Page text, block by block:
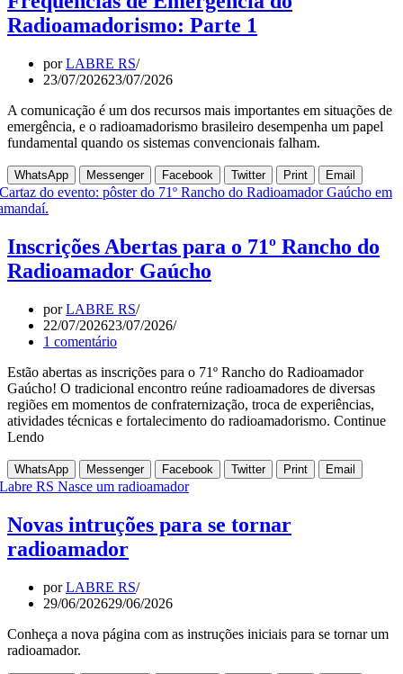
Radioamadorismo: Parte 1
porLABRE RS
23/07/202623/07/2026
A comunicação é um dos recursos mais importantes em situações de
emergência, e o radioamadorismo brasileiro desempenha um papel
fundamental quando os sistemas convencionais falham.
WhatsApp Messenger Facebook Twitter Print Email
Inscrições Abertas para o 71º Rancho do
Radioamador Gaúcho
porLABRE RS
22/07/202623/07/2026
1 comentário
Estão abertas as inscrições para o 71º Rancho do Radioamador
Gaúcho! O tradicional encontro reúne radioamadores de diversas
regiões em momentos de confraternização, troca de experiências,
atividades técnicas e fortalecimento do radioamadorismo. Continue
Lendo
WhatsApp Messenger Facebook Twitter Print Email
Novas intruções para se tornar
radioamador
porLABRE RS
29/06/202629/06/2026
Conheça a nova página com as instruções iniciais para se tornar um
radioamador.